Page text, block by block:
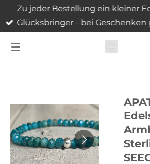
Zum
Hauptinhalt
Zu jeder Bestellung ein kleiner
Glücksbringer – bei Geschenken